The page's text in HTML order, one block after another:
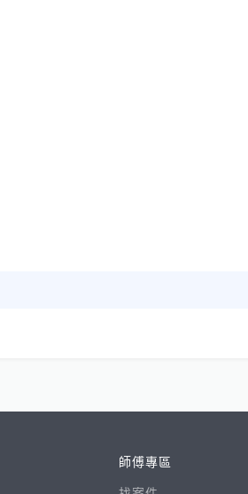
師傅專區